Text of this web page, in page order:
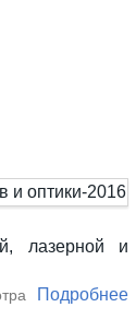
лазерной и
Подробнее